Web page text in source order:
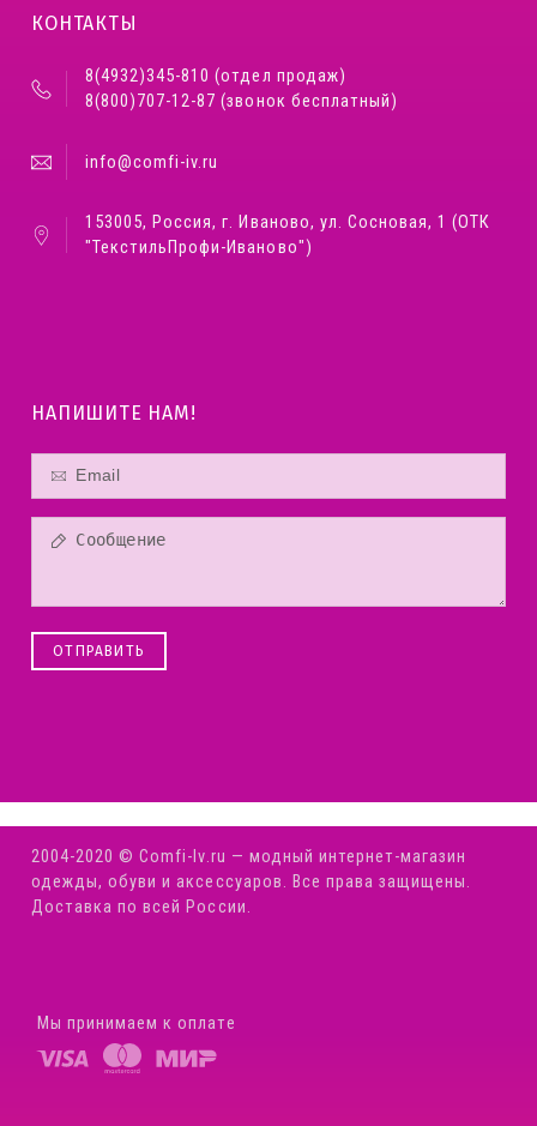
КОНТАКТЫ
8(4932)345-810 (отдел продаж)
8(800)707-12-87 (звонок бесплатный)
info@comfi-iv.ru
153005, Россия, г. Иваново, ул. Сосновая, 1 (ОТК
"ТекстильПрофи-Иваново")
НАПИШИТЕ НАМ!
ОТПРАВИТЬ
2004-2020 © Comfi-Iv.ru — модный интернет-магазин
одежды, обуви и аксессуаров. Все права защищены.
Доставка по всей России.
Мы принимаем к оплате